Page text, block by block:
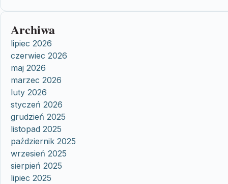
Archiwa
lipiec 2026
czerwiec 2026
maj 2026
marzec 2026
luty 2026
styczeń 2026
grudzień 2025
listopad 2025
październik 2025
wrzesień 2025
sierpień 2025
lipiec 2025